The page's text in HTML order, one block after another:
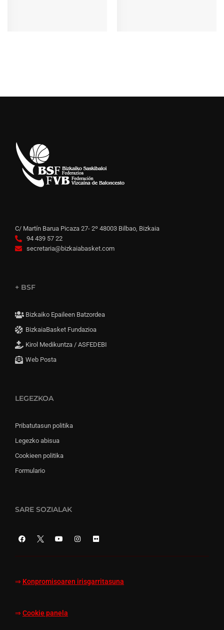
C/ Martín Barua Picaza 27- 2º 48003 Bilbao, Bizkaia
94 439 57 22
secretaria@bizkaiabasket.com
+ BSF
Bizkaiko Epaileen Batzordea
BizkaiaBasket Fundazioa
Kirol Medikuntza / ASFEDEBI
Web Posta
LEGEZKOA
Pribatutasun politika
Legezko abisua
Cookieen politika
Formulario
SARE SOZIALAK
⇒ Konpromisoaren irisgarritasuna
⇒ Cookie panela